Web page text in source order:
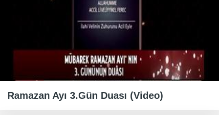
Ramazan Ayı 3.Gün Duası (Video)